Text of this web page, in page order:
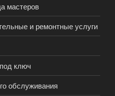
мастеров
и ремонтные услуги
ключ
обслуживания